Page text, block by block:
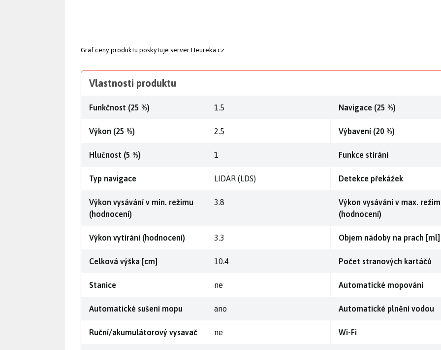
Graf ceny produktu poskytuje server Heureka.cz
Vlastnosti produktu
Funkčnost (25 %) 1.5 Navigace (25 %)
Výkon (25 %) 2.5 Výbavení (20 %)
Hlučnost (5 %) 1 Funkce stírání
Typ navigace LIDAR (LDS) Detekce překážek
Výkon vysávání v min. režimu
(hodnocení)
3.8
Výkon vysávání v max.
(hodnocení)
Výkon vytírání (hodnocení) 3.3 Objem nádoby na prach [ml]
Celková výška [cm] 10.4 Počet stranových kartáčů
Stanice ne Automatické mopování
Automatické sušení mopu ano Automatické plnění vodou
Ruční/akumulátorový vysavač ne Wi-Fi